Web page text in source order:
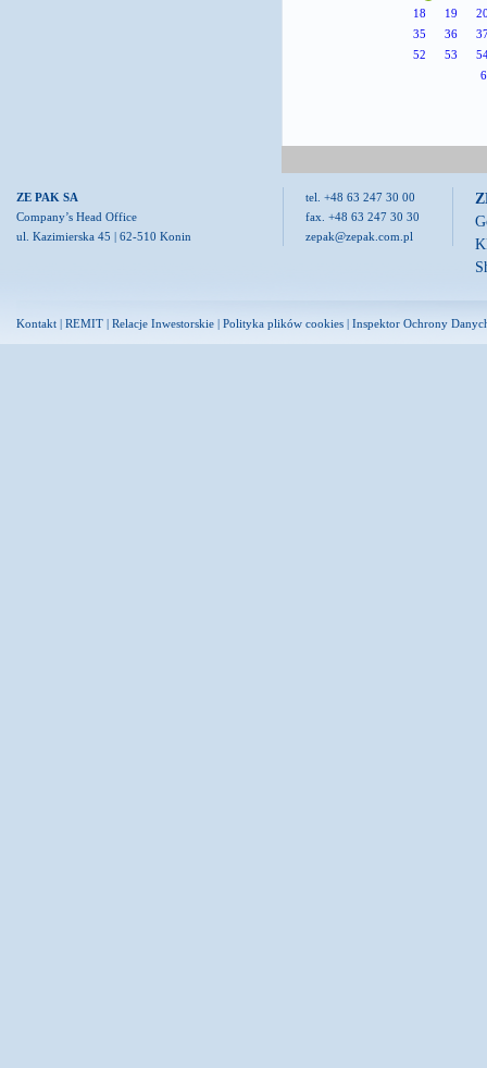
18
19
35
36
52
53
ZE PAK SA
Company’s Head Office
ul. Kazimierska 45 | 62-510 Konin
tel. +48 63 247 30 00
fax. +48 63 247 30 30
zepak@zepak.com.pl
Kontakt | REMIT | Relacje Inwestorskie | Polityka plików cookies | Inspektor Ochrony